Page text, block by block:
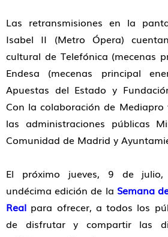
Las retransmisiones en la
Isabel II (Metro Ópera)
cultural de Telefónica (mecenas
Endesa (mecenas principal
Apuestas del Estado y
Con la colaboración de
las administraciones públicas
Comunidad de Madrid y
El próximo jueves, 9 de
undécima edición de la Semana
Real para ofrecer, a todos los
de disfrutar y compartir las